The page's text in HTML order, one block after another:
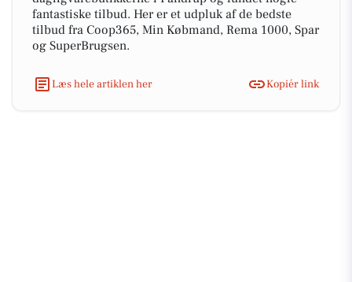
fantastiske tilbud. Her er et udpluk af de bedste
tilbud fra Coop365, Min Købmand, Rema 1000, Spar
og SuperBrugsen.
Læs hele artiklen her Kopiér link